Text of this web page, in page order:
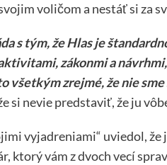
voličom a nestáť si za
s tým, že Hlas je
zákonmi a
všetkým zrejmé, že nie sme
si nevie predstaviť, že ju
vyjadreniami“ uviedol,
ktorý vám z dvoch vecí